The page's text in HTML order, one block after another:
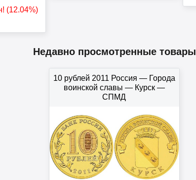
! (12.04%)
Недавно просмотренные товары
10 рублей 2011 Россия — Города
воинской славы — Курск —
СПМД